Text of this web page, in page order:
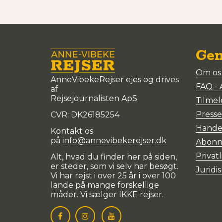
AnneVibekeRejser ejes og drives
af
Rejsejournalisten ApS
CVR: DK26185254
Kontakt os
på info@annevibekerejser.dk
Alt, hvad du finder her på siden,
er steder, som vi selv har besøgt.
Vi har rejst i over 25 år i over 100
lande på mange forskellige
måder. Vi sælger IKKE rejser.
Om
FAQ -
Presse